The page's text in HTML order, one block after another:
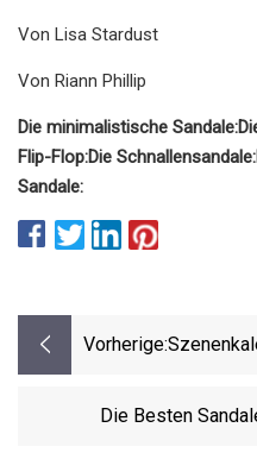
Von Lisa Stardust
Von Riann Phillip
Die minimalistische Sandale:
Flip-Flop:Die Schnallensandale:
Sandale:
Vorherige:
Die Besten